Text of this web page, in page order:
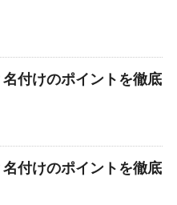
付けのポイントを徹底
付けのポイントを徹底